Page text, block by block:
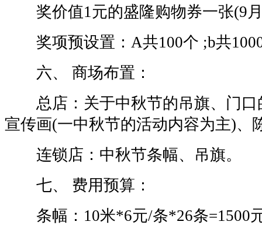
奖价值1元的盛隆购物券一张(9
奖项预设置：A共100个 ;b共1000
六、 商场布置：
总店：关于中秋节的吊旗、门口
宣传画(一中秋节的活动内容为主)、
连锁店：中秋节条幅、吊旗。
七、 费用预算：
条幅：10米*6元/条*26条=1500